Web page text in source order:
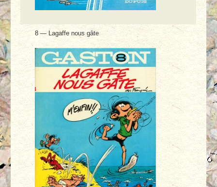
8 — Lagaffe nous gâte